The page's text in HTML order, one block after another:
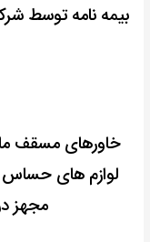
بیمه نامه توسط
خاورهای مسقف
لوازم های حساس
مجهز